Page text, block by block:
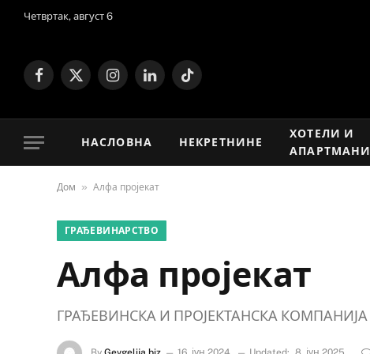
Четвртак, август 6
Facebook
X
InstagramLinkedInTikTok
НАСЛОВНА НЕКРЕТНИНЕ
ХОТЕЛИ И
АПАРТМАНИ
Дом » Алфа пројекат
ГРАЂЕВИНАРСТВО
Алфа пројекат
ГРАЂЕВИНСКА И ПРОЈЕКТАНСКА КОМПАНИЈА